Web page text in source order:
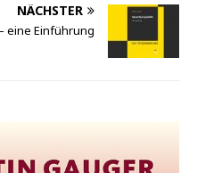
NÄCHSTER
eine Einführung